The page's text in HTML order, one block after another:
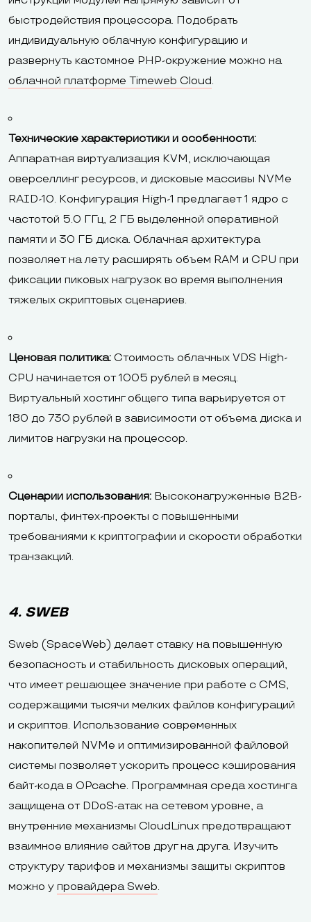
быстродействия процессора. Подобрать
индивидуальную облачную конфигурацию и
развернуть кастомное PHP-окружение можно на
облачной платформе Timeweb Cloud.
Технические характеристики и особенности:
Аппаратная виртуализация KVM, исключающая
оверселлинг ресурсов, и дисковые массивы NVMe
RAID-10. Конфигурация High-1 предлагает 1 ядро с
частотой 5.0 ГГц, 2 ГБ выделенной оперативной
памяти и 30 ГБ диска. Облачная архитектура
позволяет на лету расширять объем RAM и CPU при
фиксации пиковых нагрузок во время выполнения
тяжелых скриптовых сценариев.
Ценовая политика: Стоимость облачных VDS High-
CPU начинается от 1005 рублей в месяц.
Виртуальный хостинг общего типа варьируется от
180 до 730 рублей в зависимости от объема диска и
лимитов нагрузки на процессор.
Сценарии использования: Высоконагруженные B2B-
порталы, финтех-проекты с повышенными
требованиями к криптографии и скорости обработки
транзакций.
4. SWEB
Sweb (SpaceWeb) делает ставку на повышенную
безопасность и стабильность дисковых операций,
что имеет решающее значение при работе с CMS,
содержащими тысячи мелких файлов конфигураций
и скриптов. Использование современных
накопителей NVMe и оптимизированной файловой
системы позволяет ускорить процесс кэширования
байт-кода в OPcache. Программная среда хостинга
защищена от DDoS-атак на сетевом уровне, а
внутренние механизмы CloudLinux предотвращают
взаимное влияние сайтов друг на друга. Изучить
структуру тарифов и механизмы защиты скриптов
можно у провайдера Sweb.